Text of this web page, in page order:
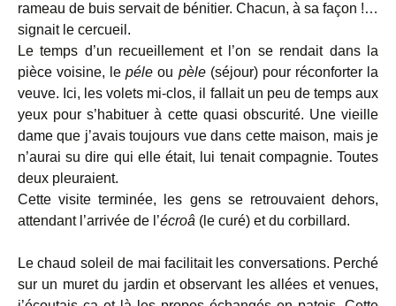
rameau de buis servait de bénitier. Chacun, à sa façon !…
signait le cercueil.
Le temps d’un recueillement et l’on se rendait dans la
pièce voisine, lepéle ou pèle(séjour) pour réconforter la
veuve. Ici, les volets mi-clos, il fallait un peu de temps aux
yeux pour s’habituer à cette quasi obscurité. Une vieille
dame que j’avais toujours vue dans cette maison, mais je
n’aurai su dire qui elle était, lui tenait compagnie. Toutes
deux pleuraient.
Cette visite terminée, les gens se retrouvaient dehors,
attendant l’arrivée de l’écroâ (le curé) et du corbillard.
Le chaud soleil de mai facilitait les conversations. Perché
sur un muret du jardin et observant les allées et venues,